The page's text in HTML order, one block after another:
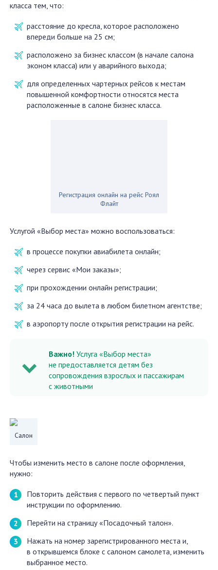
класса тем, что:
расстояние до кресла, которое расположено
впереди больше на 25 см;
расположено за бизнес классом (в начале салона
эконом класса) или у аварийного выхода;
для определенных чартерных рейсов к местам
повышенной комфортности относятся места
расположенные в салоне бизнес класса.
Регистрация онлайн на рейс Роял
Флайт
Услугой «Выбор места» можно воспользоваться:
в процессе покупки авиабилета онлайн;
через сервис «Мои заказы»;
при прохождении онлайн регистрации;
за 24 часа до вылета в любом билетном агентстве;
в аэропорту после открытия регистрации на рейс.
Важно! Услуга «Выбор места»
не предоставляется детям без
сопровождения взрослых и пассажирам
с животными
Салон
Чтобы изменить место в салоне после оформления,
нужно:
Повторить действия с первого по четвертый пункт
инструкции по оформлению.
Перейти на страницу «Посадочный талон».
Нажать на номер зарегистрированного места и,
в открывшемся блоке с салоном самолета, изменить
выбранное место.